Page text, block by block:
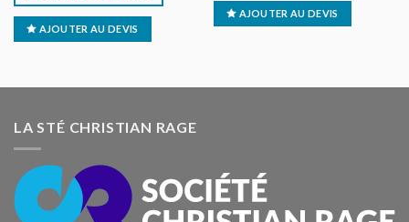
AJOUTER AU DEVIS
AJOUTER AU DEVIS
LA STÉ CHRISTIAN RAGE